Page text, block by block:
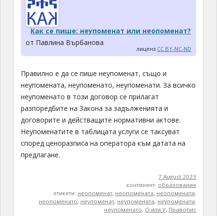
Как се пише: неупоменат или неопоменат?
от Павлина Върбанова
лиценз CC BY-NC-ND
Правилно е да се пише неупоменат, също и
неупомената, неупоменато, неупоменати. За всичко
неупоменато в този договор се прилагат
разпоредбите на Закона за задълженията и
договорите и действащите нормативни актове.
Неупоменатите в таблицата услуги се таксуват
според ценоразписа на оператора към датата на
предлагане.
7 August 2023
континент: образование
етикети: неопоменат, неопомената, неопоменати,
неопоменато, неупоменат, неупомената, неупоменати,
неупоменато, О или У, Правопис